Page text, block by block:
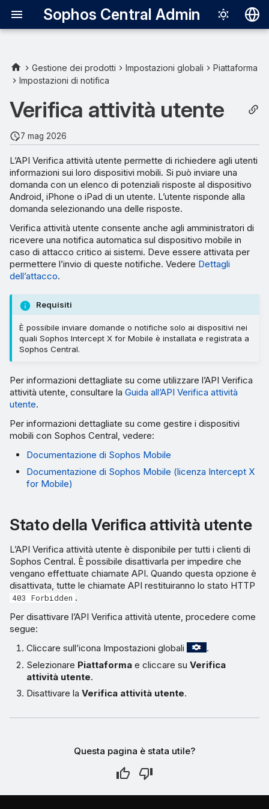
Sophos Central Admin
English
Français
한국어
Português
Stato della Verifica attività
Gestione dei prodotti Impostazioni globali
Piattaforma
Impostazioni di notifica
Verifica attività utente
7 mag 2026
L’API Verifica attività utente permette di richiedere agli utenti
informazioni sui loro dispositivi mobili. Si può inviare una
domanda con un elenco di potenziali risposte al dispositivo
Android, iPhone o iPad di un utente. L’utente risponde alla
domanda selezionando una delle risposte.
Verifica attività utente consente anche agli amministratori di
ricevere una notifica automatica sul dispositivo mobile in
caso di attacco critico ai sistemi. Deve essere attivata per
permettere l’invio di queste notifiche. Vedere Dettagli
dell’attacco.
Requisiti
È possibile inviare domande o notifiche solo ai dispositivi nei
quali Sophos Intercept X for Mobile è installata e registrata a
Sophos Central.
Per informazioni dettagliate su come utilizzare l’API Verifica
attività utente, consultare la Guida all’API Verifica attività
utente.
Per informazioni dettagliate su come gestire i dispositivi
mobili con Sophos Central, vedere:
Documentazione di Sophos Mobile
Documentazione di Sophos Mobile (licenza Intercept X
for Mobile)
Stato della Verifica attività utente
L’API Verifica attività utente è disponibile per tutti i clienti di
Sophos Central. È possibile disattivarla per impedire che
vengano effettuate chiamate API. Quando questa opzione è
disattivata, tutte le chiamate API restituiranno lo stato HTTP
403 Forbidden .
Per disattivare l’API Verifica attività utente, procedere come
segue:
Cliccare sull’icona Impostazioni globali
.
Selezionare Piattaforma e cliccare suVerifica
attività utente.
Disattivare laVerifica attività utente.
Questa pagina è stata utile?